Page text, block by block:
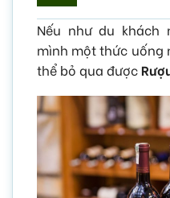
Nếu như du khách
mình một thức uống
thể bỏ qua được